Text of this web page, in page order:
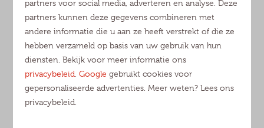
partners voor social media, adverteren en analyse. Deze
partners kunnen deze gegevens combineren met
andere informatie die u aan ze heeft verstrekt of die ze
hebben verzameld op basis van uw gebruik van hun
diensten. Bekijk voor meer informatie ons
privacybeleid .Google gebruikt cookies voor
gepersonaliseerde advertenties. Meer weten? Lees ons
privacybeleid.